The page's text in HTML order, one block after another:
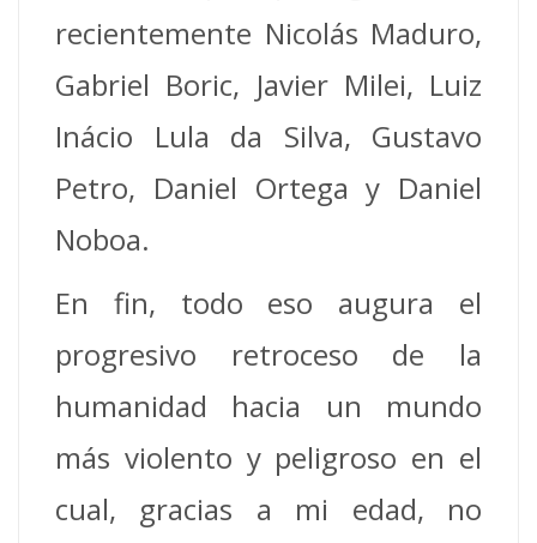
recientemente Nicolás Maduro,
Gabriel Boric, Javier Milei, Luiz
Inácio Lula da Silva, Gustavo
Petro, Daniel Ortega y Daniel
Noboa.
En fin, todo eso augura el
progresivo retroceso de la
humanidad hacia un mundo
más violento y peligroso en el
cual, gracias a mi edad, no